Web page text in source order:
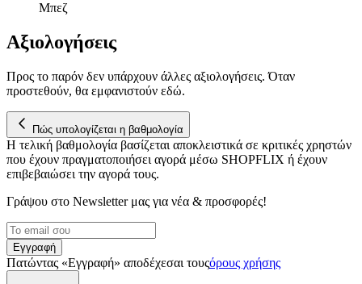
Μπεζ
Αξιολογήσεις
Προς το παρόν δεν υπάρχουν άλλες αξιολογήσεις. Όταν
προστεθούν, θα εμφανιστούν εδώ.
Πώς υπολογίζεται η βαθμολογία
Η τελική βαθμολογία βασίζεται αποκλειστικά σε κριτικές χρηστών
που έχουν πραγματοποιήσει αγορά μέσω SHOPFLIX ή έχουν
επιβεβαιώσει την αγορά τους.
Γράψου στο Νewsletter μας για νέα & προσφορές!
Εγγραφή
Πατώντας «Εγγραφή» αποδέχεσαι τουςόρους χρήσης